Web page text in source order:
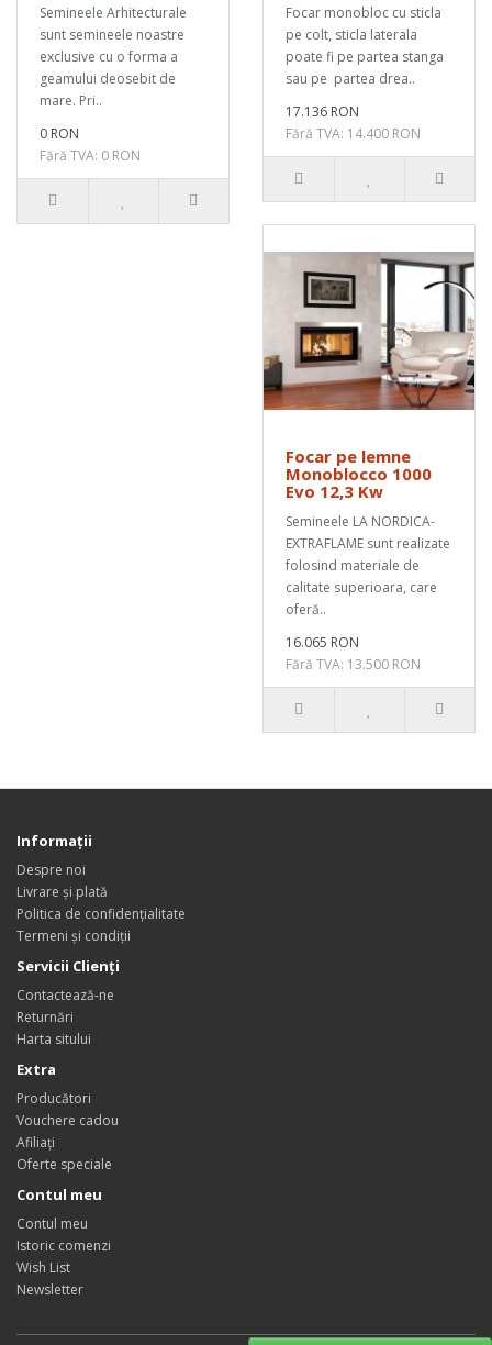
Semineele Arhitecturale
sunt semineele noastre
exclusive cu o forma a
geamului deosebit de
mare. Pri..
0 RON
Fără TVA: 0 RON
Focar monobloc cu sticla
pe colt, sticla laterala
poate fi pe partea stanga
sau pe partea drea..
17.136 RON
Fără TVA: 14.400 RON
Focar pe lemne
Monoblocco 1000
Evo 12,3 Kw
Semineele LA NORDICA-
EXTRAFLAME sunt realizate
folosind materiale de
calitate superioara, care
oferă..
16.065 RON
Fără TVA: 13.500 RON
Informaţii
Despre noi
Livrare și plată
Politica de confidențialitate
Termeni și condiții
Servicii Clienţi
Contactează-ne
Returnări
Harta sitului
Extra
Producători
Vouchere cadou
Afiliaţi
Oferte speciale
Contul meu
Contul meu
Istoric comenzi
Wish List
Newsletter